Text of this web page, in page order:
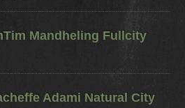
Mandheling Fullcity
Adami Natural City